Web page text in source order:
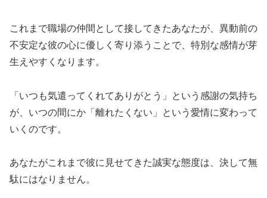
これまで職場の仲間として接してきたあなたが、異動前の
不安定な彼の心に優しく寄り添うことで、特別な感情が芽
生えやすくなります。
「いつも気遣ってくれてありがとう」という感謝の気持ち
が、いつの間にか「離れたくない」という愛情に変わって
いくのです。
あなたがこれまで彼に見せてきた誠実な態度は、決して無
駄にはなりません。